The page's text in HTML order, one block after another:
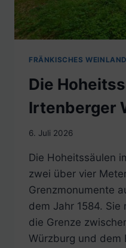
FRÄNKISCHES WEINLAND
Die
Irtenberger
6. Juli 2026
Die Hoheitssäulen
zwei über vier
Grenzmonumente
dem Jahr 1584.
die Grenze
Würzburg und dem